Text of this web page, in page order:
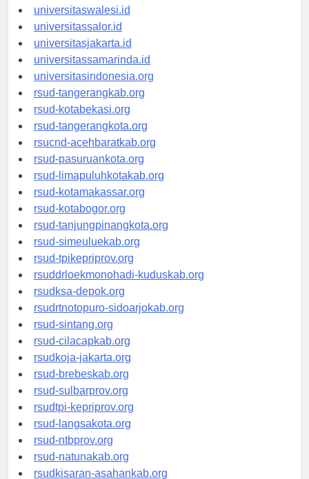
universitaswanggar.id
universitaswalesi.id
universitassalor.id
universitasjakarta.id
universitassamarinda.id
universitasindonesia.org
rsud-tangerangkab.org
rsud-kotabekasi.org
rsud-tangerangkota.org
rsucnd-acehbaratkab.org
rsud-pasuruankota.org
rsud-limapuluhkotakab.org
rsud-kotamakassar.org
rsud-kotabogor.org
rsud-tanjungpinangkota.org
rsud-simeuluekab.org
rsud-tpikepriprov.org
rsuddrloekmonohadi-kuduskab.org
rsudksa-depok.org
rsudrtnotopuro-sidoarjokab.org
rsud-sintang.org
rsud-cilacapkab.org
rsudkoja-jakarta.org
rsud-brebeskab.org
rsud-sulbarprov.org
rsudtpi-kepriprov.org
rsud-langsakota.org
rsud-ntbprov.org
rsud-natunakab.org